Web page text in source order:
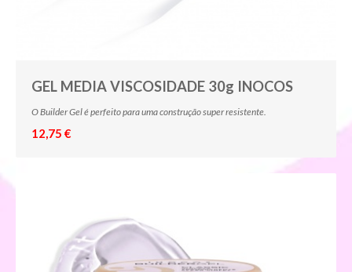
GEL MEDIA VISCOSIDADE 30g INOCOS
O Builder Gel é perfeito para uma construção super resistente.
12,75 €